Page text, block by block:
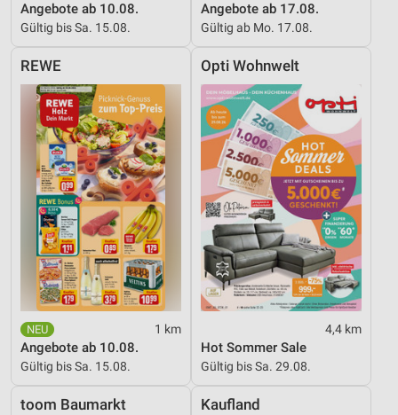
Angebote ab 10.08.
Gültig bis Sa. 15.08.
Angebote ab 17.08.
Gültig ab Mo. 17.08.
REWE
1 km
Angebote ab 10.08.
Gültig bis Sa. 15.08.
Opti Wohnwelt
4,4 km
Hot Sommer Sale
Gültig bis Sa. 29.08.
toom Baumarkt Kaufland